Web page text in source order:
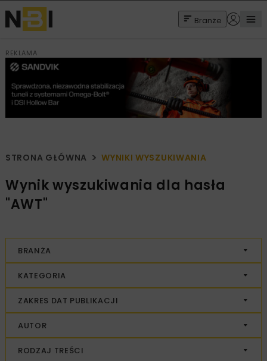
Branże
REKLAMA
STRONA GŁÓWNA WYNIKI WYSZUKIWANIA
Wynik wyszukiwania dla hasła
"AWT"
BRANŻA
KATEGORIA
ZAKRES DAT PUBLIKACJI
AUTOR
RODZAJ TREŚCI